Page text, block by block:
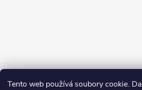
Tento web používá soubory cookie.